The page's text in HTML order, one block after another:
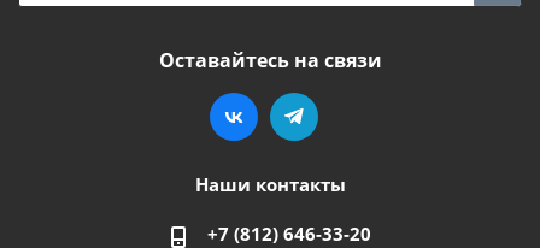
Оставайтесь на связи
Наши контакты
+7 (812) 646-33-20